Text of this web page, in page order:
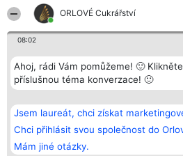
ORLOVÉ Cukrářství
08:02
Ahoj, rádi Vám pomůžeme! 🙂
příslušnou téma konverzace! 🙂
Jsem laureát, chci získat
Chci přihlásit svou společnost do
Mám jiné otázky.
Bright Side Solutions sp. z o.
o. sp. k.
ul. Ruska 22
Wrocław 50-079
KRS 0000749100 | Regon
Vítězové
Seznam všech
laureátů
Zásady